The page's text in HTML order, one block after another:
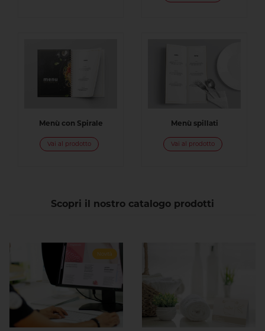
Menù con Spirale
Vai al prodotto
Menù spillati
Vai al prodotto
Scopri il nostro catalogo prodotti
Novità